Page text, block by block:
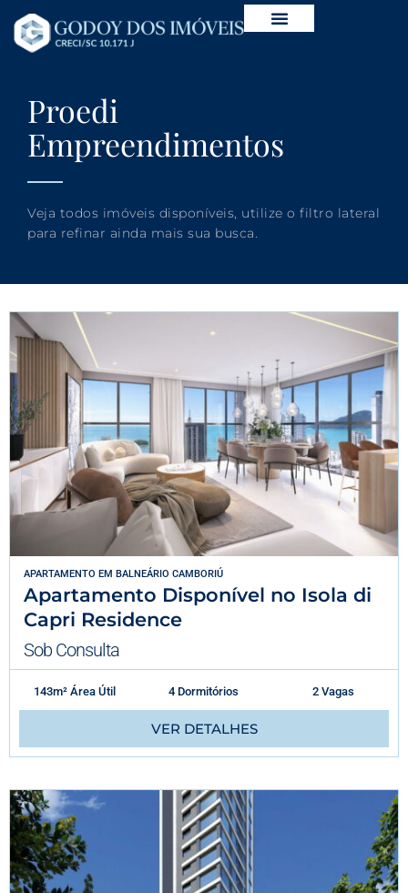
Proedi
Empreendimentos
Veja todos imóveis disponíveis, utilize o filtro lateral
para refinar ainda mais sua busca.
APARTAMENTO EM BALNEÁRIO CAMBORIÚ
Apartamento Disponível no Isola di
Capri Residence
Sob Consulta
143m² Área Útil 4 Dormitórios 2 Vagas
VER DETALHES